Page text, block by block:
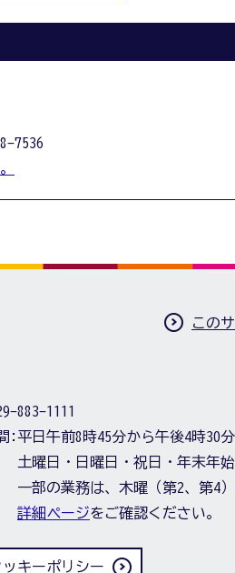
7536
この
883-1111
:平日午前8時45分から午後4時30
土曜日・日曜日・祝日・年末年
一部の業務は、木曜（第2、第4
詳細ページをご確認ください。
ッキーポリシー